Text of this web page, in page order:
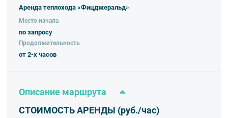
Аренда теплохода «Фицджеральд»
Место начала
по запросу
Продолжительность
от 2-х часов
Описание маршрута
СТОИМОСТЬ АРЕНДЫ (руб./час)